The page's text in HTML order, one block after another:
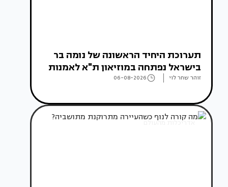
תערוכת היחיד הראשונה של נומה בר
בישראל נפתחה במוזיאון ת"א לאמנות
זוהר שחר לוי 06-08-2026
אדריכלות מהעולם